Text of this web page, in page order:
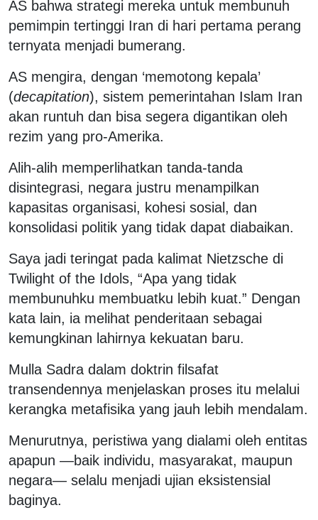
AS bahwa strategi mereka untuk membunuh
pemimpin tertinggi Iran di hari pertama perang
ternyata menjadi bumerang.
AS mengira, dengan ‘memotong kepala’
(decapitation), sistem pemerintahan Islam Iran
akan runtuh dan bisa segera digantikan oleh
rezim yang pro-Amerika.
Alih-alih memperlihatkan tanda-tanda
disintegrasi, negara justru menampilkan
kapasitas organisasi, kohesi sosial, dan
konsolidasi politik yang tidak dapat diabaikan.
Saya jadi teringat pada kalimat Nietzsche di
Twilight of the Idols, “Apa yang tidak
membunuhku membuatku lebih kuat.” Dengan
kata lain, ia melihat penderitaan sebagai
kemungkinan lahirnya kekuatan baru.
Mulla Sadra dalam doktrin filsafat
transendennya menjelaskan proses itu melalui
kerangka metafisika yang jauh lebih mendalam.
Menurutnya, peristiwa yang dialami oleh entitas
apapun —baik individu, masyarakat, maupun
negara— selalu menjadi ujian eksistensial
baginya.